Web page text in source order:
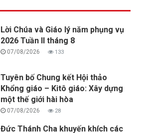
Lời Chúa và Giáo lý năm phụng vụ
2026 Tuần II tháng 8
07/08/2026 133
Tuyên bố Chung kết Hội thảo
Khổng giáo – Kitô giáo: Xây dựng
một thế giới hài hòa
07/08/2026 28
Đức Thánh Cha khuyến khích các